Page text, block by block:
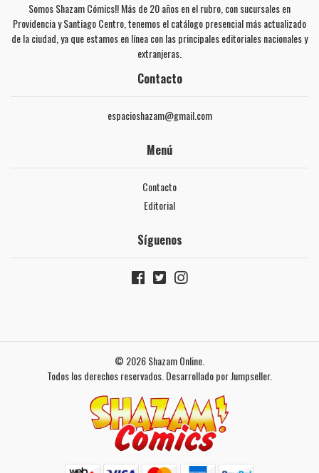
Somos Shazam Cómics!! Más de 20 años en el rubro, con sucursales en
Providencia y Santiago Centro, tenemos el catálogo presencial más actualizado
de la ciudad, ya que estamos en línea con las principales editoriales nacionales y
extranjeras.
Contacto
espacioshazam@gmail.com
Menú
Contacto
Editorial
Síguenos
© 2026 Shazam Online.
Todos los derechos reservados.Desarrollado por Jumpseller.